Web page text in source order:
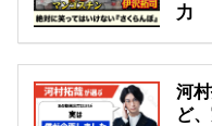
力
河
ど